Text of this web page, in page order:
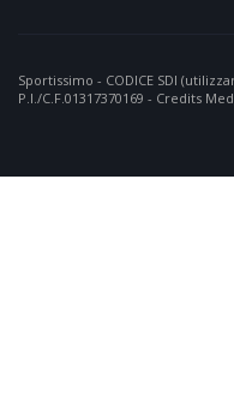
Sportissimo - CODICE SDI
P.I./C.F.01317370169 - Credits